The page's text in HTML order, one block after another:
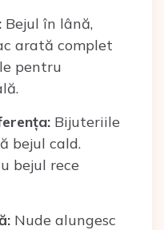
Bejul în lână,
arată complet
pentru
Bijuteriile
bejul cald.
bejul rece
Nude alungesc